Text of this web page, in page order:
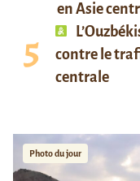
en Asie
contre le
centrale
Photo du jour